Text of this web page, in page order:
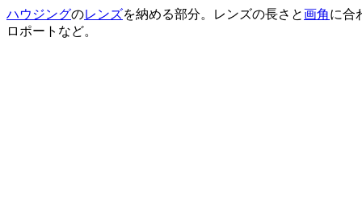
ハウジングのレンズを納める部分。レンズの長さと画角に合
ロポートなど。